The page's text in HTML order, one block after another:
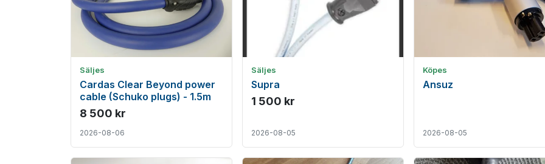
Säljes
Cardas Clear Beyond power
cable (Schuko plugs) - 1.5m
8 500 kr
2026-08-06
Säljes
Supra
1 500 kr
2026-08-05
Köpes
Ansuz
2026-08-05